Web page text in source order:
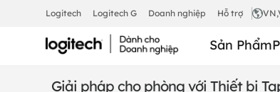
RALLY
Logitech Logitech G Doanh nghiệp Hỗ trợ VN
Sản Phẩm
Giải pháp cho phòng với Thiết bị